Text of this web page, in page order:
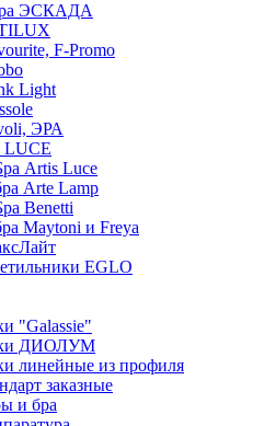
ЭСКАДА
F-Promo
Light
ЭРА
Artis Luce
Arte Lamp
Benetti
Maytoni и Freya
EGLO
"Galassie"
ДИОЛУМ
линейные из профиля
заказные
и бра